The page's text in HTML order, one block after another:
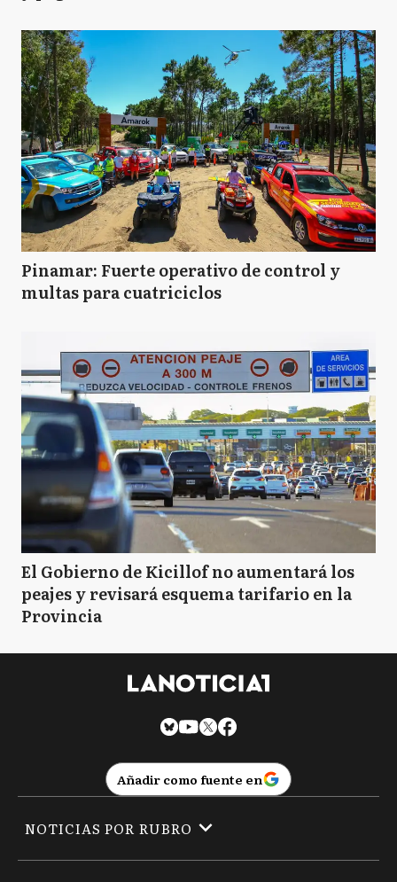
Pinamar: Fuerte operativo de control y
multas para cuatriciclos
El Gobierno de Kicillof no aumentará los
peajes y revisará esquema tarifario en la
Provincia
Añadir como fuente en
NOTICIAS POR RUBRO